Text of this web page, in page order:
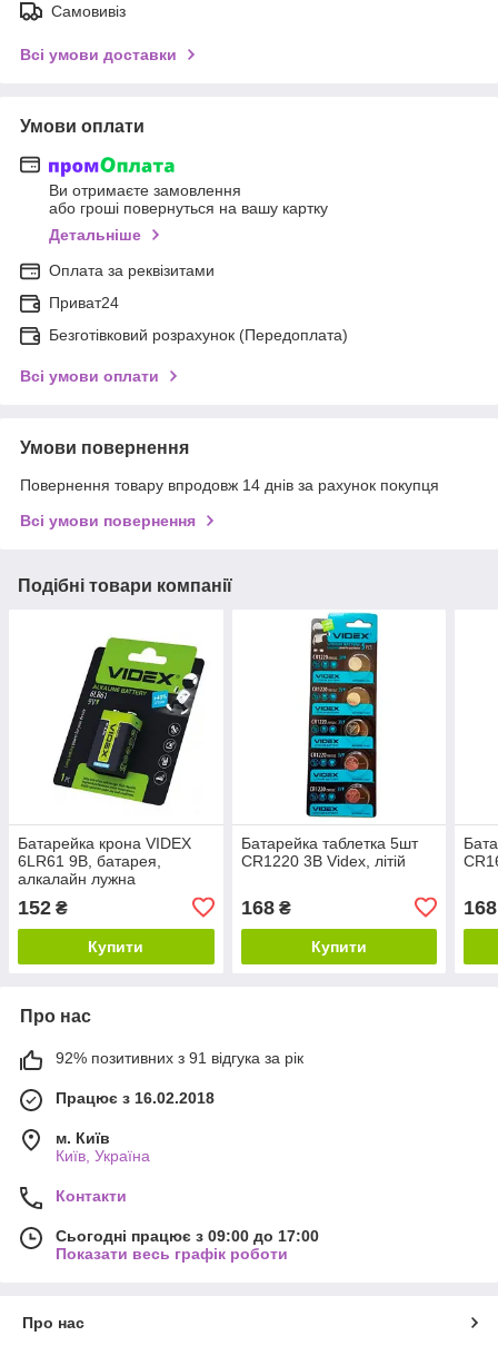
Самовивіз
Всі умови доставки
Умови оплати
Ви отримаєте замовлення
або гроші повернуться на вашу картку
Детальніше
Оплата за реквізитами
Приват24
Безготівковий розрахунок (Передоплата)
Всі умови оплати
Умови повернення
Повернення товару впродовж 14 днів за рахунок покупця
Всі умови повернення
Подібні товари компанії
Батарейка крона VIDEX
6LR61 9В, батарея,
алкалайн лужна
152 ₴
Купити
Батарейка таблетка 5шт
CR1220 3В Videx, літій
168₴
Купити
168
Про нас
92% позитивних з 91 відгука за рік
Працює з 16.02.2018
м. Київ
Київ, Україна
Контакти
Сьогодні працює з 09:00 до 17:00
Показати весь графік роботи
Про нас